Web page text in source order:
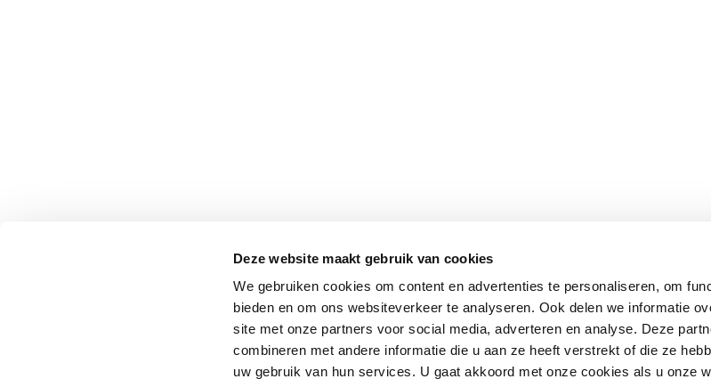
Deze website maakt gebruik van cookies
We gebruiken cookies om content en advertenties te personaliseren, om
bieden en om ons websiteverkeer te analyseren. Ook delen we informatie
site met onze partners voor social media, adverteren en analyse. Deze
combineren met andere informatie die u aan ze heeft verstrekt of die ze
uw gebruik van hun services. U gaat akkoord met onze cookies als u onze